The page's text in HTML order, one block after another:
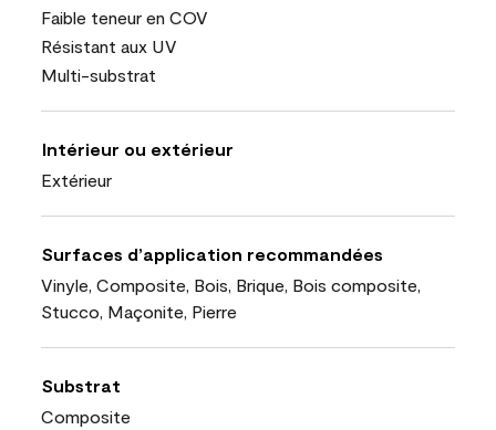
Faible teneur en COV
Résistant aux UV
Multi-substrat
Intérieur ou extérieur
Extérieur
Surfaces d’application recommandées
Vinyle, Composite, Bois, Brique, Bois composite,
Stucco, Maçonite, Pierre
Substrat
Composite